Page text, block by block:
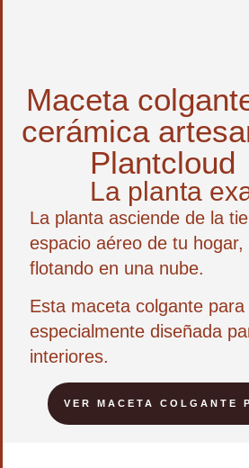
Maceta
cerámica
Plantcloud
La planta
La planta asciende de la
espacio aéreo de tu hogar,
flotando en una nube.
Esta maceta colgante para
especialmente diseñada
interiores.
VER MACETA COLGANTE